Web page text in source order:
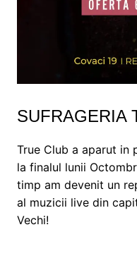
SUFRAGERIA
True Club a aparut in
la finalul lunii
timp am devenit un
al muzicii live din
Vechi!